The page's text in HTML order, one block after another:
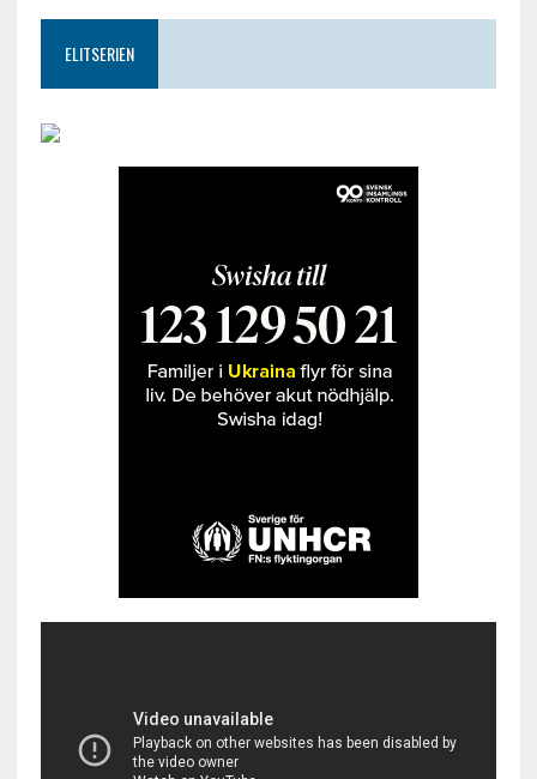
ELITSERIEN